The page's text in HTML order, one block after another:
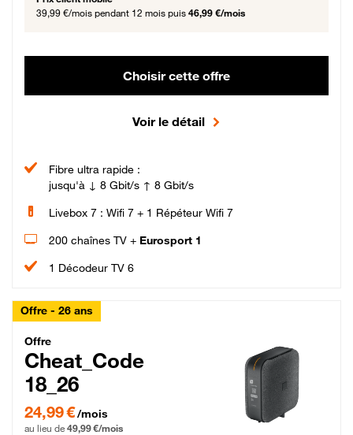
39,99 €/mois pendant 12 mois puis 46,99 €/mois
Choisir cette offre
Voir le détail
Fibre ultra rapide :
jusqu'à ↓ 8 Gbit/s ↑ 8 Gbit/s
Livebox 7 : Wifi 7 + 1 Répéteur Wifi 7
200 chaînes TV + Eurosport 1
1 Décodeur TV 6
Offre - 26 ans
Cheat_Code Fibre_18_26
Offre
Cheat_Code
18_26
24,99 € par mois pendant 0 mois puis 49,99 € par mois, Sans engagement
24,99 €/mois
au lieu de 49,99 €/mois